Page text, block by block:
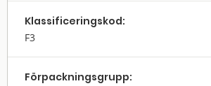
Klassifi­cerings­kod:
F3
Förpack­nings­grupp: